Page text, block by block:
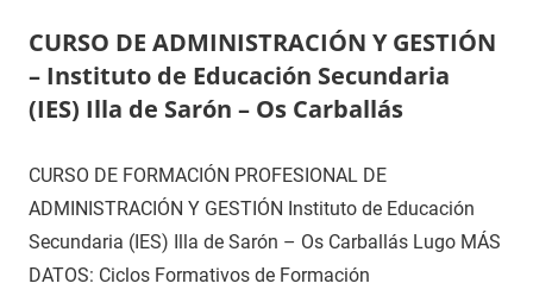
CURSO DE ADMINISTRACIÓN Y GESTIÓN
– Instituto de Educación Secundaria
(IES) Illa de Sarón – Os Carballás
CURSO DE FORMACIÓN PROFESIONAL DE
ADMINISTRACIÓN Y GESTIÓN Instituto de Educación
Secundaria (IES) Illa de Sarón – Os Carballás Lugo MÁS
DATOS: Ciclos Formativos de Formación